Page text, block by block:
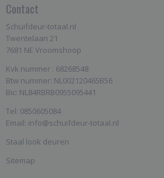
Contact
Schuifdeur-totaal.nl
Twentelaan 21
7681 NE Vroomshoop
Kvk nummer : 68268548
Btw nummer: NL002120465B56
Bic: NL84RBRB0955095441
Tel: 0850605084
Email: info@schuifdeur-totaal.nl
Staal look deuren
Sitemap